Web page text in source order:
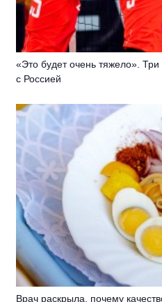
«Это будет очень тяжело». Три
с Россией
Врач раскрыла, почему